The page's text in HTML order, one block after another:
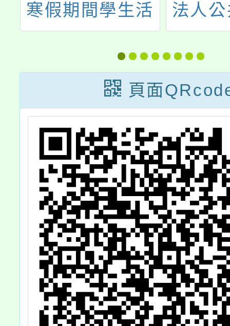
寒假期間學生活
動安全注意事
項」宣導資料
法人
化事業
下簡稱
兒少
「小
事宜
頁面